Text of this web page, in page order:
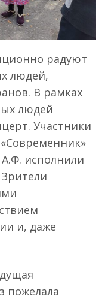
радуют
людей,
В рамках
людей
Участники
исполнили
и, даже
пожелала